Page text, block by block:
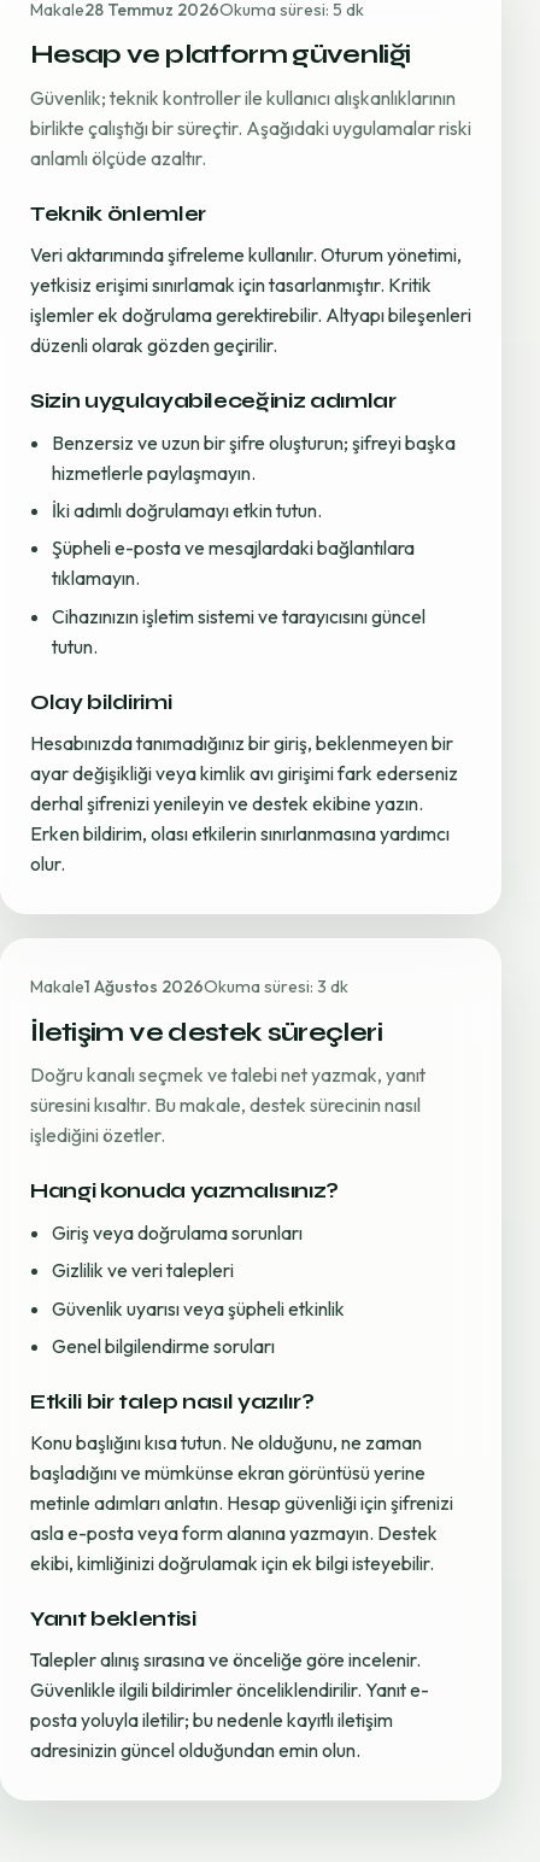
Makale28 Temmuz 2026Okuma süresi: 5 dk
Hesap ve platform güvenliği
Güvenlik; teknik kontroller ile kullanıcı alışkanlıklarının
birlikte çalıştığı bir süreçtir. Aşağıdaki uygulamalar riski
anlamlı ölçüde azaltır.
Teknik önlemler
Veri aktarımında şifreleme kullanılır. Oturum yönetimi,
yetkisiz erişimi sınırlamak için tasarlanmıştır. Kritik
işlemler ek doğrulama gerektirebilir. Altyapı bileşenleri
düzenli olarak gözden geçirilir.
Sizin uygulayabileceğiniz adımlar
Benzersiz ve uzun bir şifre oluşturun; şifreyi başka
hizmetlerle paylaşmayın.
İki adımlı doğrulamayı etkin tutun.
Şüpheli e-posta ve mesajlardaki bağlantılara
tıklamayın.
Cihazınızın işletim sistemi ve tarayıcısını güncel
tutun.
Olay bildirimi
Hesabınızda tanımadığınız bir giriş, beklenmeyen bir
ayar değişikliği veya kimlik avı girişimi fark ederseniz
derhal şifrenizi yenileyin ve destek ekibine yazın.
Erken bildirim, olası etkilerin sınırlanmasına yardımcı
olur.
Makale1 Ağustos 2026Okuma süresi: 3 dk
İletişim ve destek süreçleri
Doğru kanalı seçmek ve talebi net yazmak, yanıt
süresini kısaltır. Bu makale, destek sürecinin nasıl
işlediğini özetler.
Hangi konuda yazmalısınız?
Giriş veya doğrulama sorunları
Gizlilik ve veri talepleri
Güvenlik uyarısı veya şüpheli etkinlik
Genel bilgilendirme soruları
Etkili bir talep nasıl yazılır?
Konu başlığını kısa tutun. Ne olduğunu, ne zaman
başladığını ve mümkünse ekran görüntüsü yerine
metinle adımları anlatın. Hesap güvenliği için şifrenizi
asla e-posta veya form alanına yazmayın. Destek
ekibi, kimliğinizi doğrulamak için ek bilgi isteyebilir.
Yanıt beklentisi
Talepler alınış sırasına ve önceliğe göre incelenir.
Güvenlikle ilgili bildirimler önceliklendirilir. Yanıt e-
posta yoluyla iletilir; bu nedenle kayıtlı iletişim
adresinizin güncel olduğundan emin olun.